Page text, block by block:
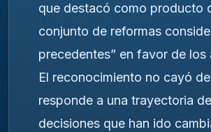
que destacó como producto
conjunto de reformas
precedentes” en favor de los
El reconocimiento no cayó
responde a una trayectoria de
decisiones que han ido